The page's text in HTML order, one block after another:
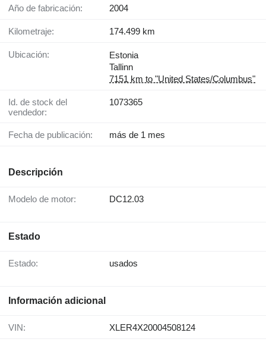
Año de fabricación: 2004
Kilometraje: 174.499 km
Ubicación:
Estonia
Tallinn
7151 km to "United States/Columbus"
Id. de stock del
vendedor:
1073365
Fecha de publicación: más de 1 mes
Descripción
Modelo de motor: DC12.03
Estado
Estado: usados
Información adicional
VIN: XLER4X20004508124